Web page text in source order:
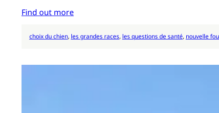
Find out more
choix du chien, les grandes races, les questions de santé, nouvelle